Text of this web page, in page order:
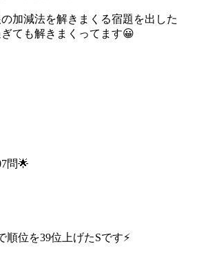
加減法を解きまくる宿題を出した
ても解きまくってます😀
問🌟
位を39位上げたSです⚡️